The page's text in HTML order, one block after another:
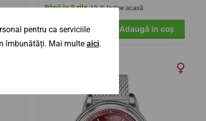
Până în 3 zile 18. 8. la tine acasă
3 764,88 lei Adaugă in coş
pentru ca serviciile
îmbunătăți. Mai multe aici.